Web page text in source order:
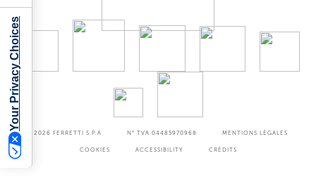
©2026 FERRETTI S.P.A N° TVA 04485970968 MENTIONS LÉGALES
COOKIES ACCESSIBILITY CRÉDITS
Your Privacy Choices